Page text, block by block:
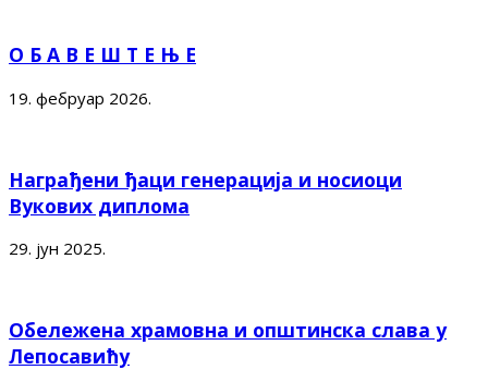
О Б А В Е Ш Т Е Њ Е
19. фебруар 2026.
Награђени ђаци генерација и носиоци
Вукових диплома
29. јун 2025.
Обележена храмовна и општинска слава у
Лепосавићу